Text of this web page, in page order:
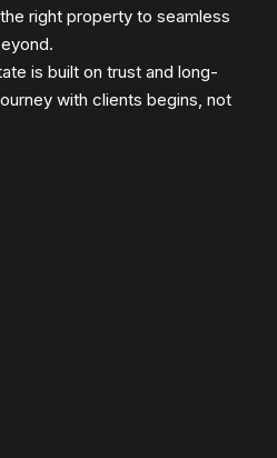
right property to seamless
is built on trust and long-
with clients begins, not